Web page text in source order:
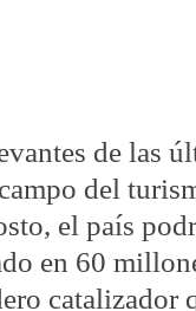
de las
del
el país
en 60
catalizador